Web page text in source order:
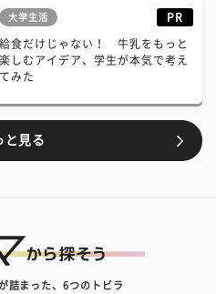
大学生活 PR
給食だけじゃない！ 牛乳をもっと
楽しむアイデア、学生が本気で考え
てみた
と見る
詰まった、6つのトビラ